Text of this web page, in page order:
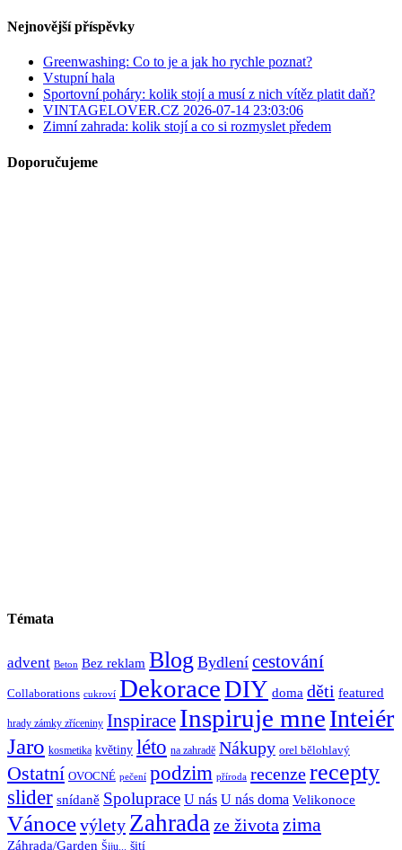
Nejnovější příspěvky
Greenwashing: Co to je a jak ho rychle poznat?
Vstupní hala
Sportovní poháry: kolik stojí a musí z nich vítěz platit daň?
VINTAGELOVER.CZ 2026-07-14 23:03:06
Zimní zahrada: kolik stojí a co si rozmyslet předem
Doporučujeme
Témata
advent Beton Bez reklam Blog Bydlení cestování
Collaborations cukroví DekoraceDIY doma děti featured
hrady zámky zříceniny Inspirace Inspiruje mneInteiér
Jaro kosmetika květiny léto na zahradě Nákupy orel bělohlavý
Ostatní OVOCNÉ pečení podzim příroda recenzerecepty
slider snídaně Spoluprace U nás U nás doma Velikonoce
Vánocevýlety Zahrada ze života zima
Záhrada/Garden Šiju... šití